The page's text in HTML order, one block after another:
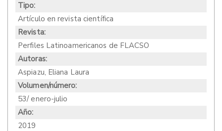
Tipo:
Artículo en revista científica
Revista:
Perfiles Latinoamericanos de FLACSO
Autoras:
Aspiazu, Eliana Laura
Volumen/número:
53/ enero-julio
Año:
2019